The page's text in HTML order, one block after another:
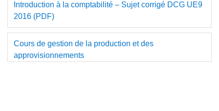
Introduction à la comptabilité – Sujet corrigé DCG UE9
2016 (PDF)
Cours de gestion de la production et des
approvisionnements